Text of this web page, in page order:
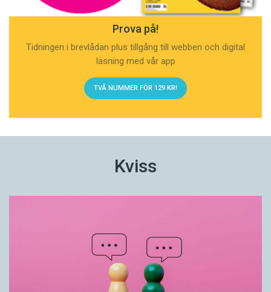
Prova på!
Tidningen i brevlådan plus tillgång till webben och digital
läsning med vår app
TVÅ NUMMER FÖR 129 KR!
Kviss